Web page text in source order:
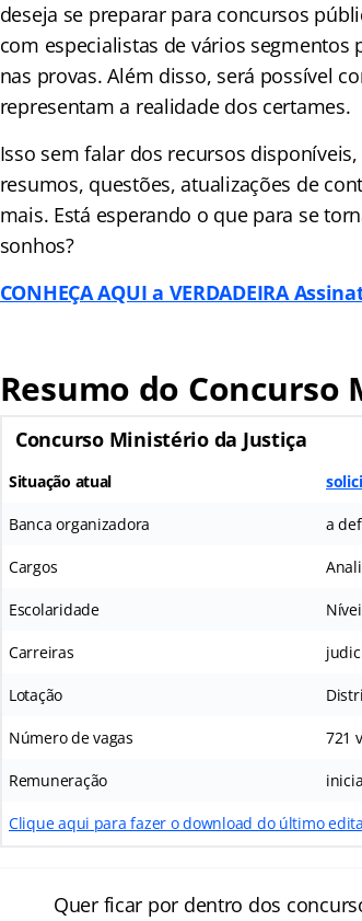
deseja se preparar para concursos
com especialistas de vários
nas provas. Além disso, será possível
representam a realidade dos certames.
Isso sem falar dos recursos
resumos, questões, atualizações de
mais. Está esperando o que para se
sonhos?
CONHEÇA AQUI a VERDADEIRA
Resumo do Concurso
Concurso Ministério da Justiça
Situação atual
Banca organizadora a
Cargos
Escolaridade
Carreiras
Lotação
Número de vagas 721
Remuneração
Clique aqui para fazer o download do último
Quer ficar por dentro dos